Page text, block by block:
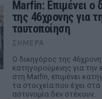
Marfin: Επιμένει ο
της 46χρονης για
ταυτοποίηση
ΣΉΜΕΡΑ
Ο δικηγόρος της
κατηγορούμενης για την
στη Marfin, επιμένει
τα στοιχεία που έχει στα
αστυνομία δεν στέκουν.